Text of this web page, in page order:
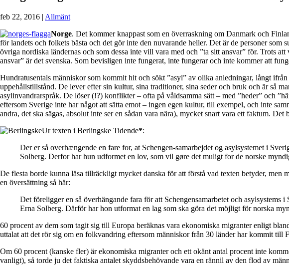
feb 22, 2016 | Allmänt
Norge. Det kommer knappast som en överraskning om Danmark och
för landets och folkets bästa och det gör inte den nuvarande heller. Det är de personer
övriga nordiska ländernas och som dessa inte vill vara med och ”ta sitt ansvar” för. Trots
ansvar” är det svenska. Som bevisligen inte fungerat, inte fungerar och inte kommer att
Hundratusentals människor som kommit hit och sökt ”asyl” av olika anledningar, långt
uppehållstillstånd. De lever efter sin kultur, sina traditioner, sina seder och bruk och är så
asylinvandrarspråk. De löser (!?) konflikter – ofta på våldsamma sätt – med ”heder” och
eftersom Sverige inte har något att sätta emot – ingen egen kultur, till exempel, och inte
andra, det ska sägas, absolut inte ser en sådan vara nära), mycket snart vara ett faktum.
Ur texten i Berlingske Tidende*:
Der er så overhængende en fare for, at Schengen-samarbejdet og asylsystemet i
Solberg. Derfor har hun udformet en lov, som vil gøre det muligt for de norske
De flesta borde kunna läsa tillräckligt mycket danska för att förstå vad texten betyder, men
en översättning så här:
Det föreligger en så överhängande fara för att Schengensamarbetet och
Erna Solberg. Därför har hon utformat en lag som ska göra det möjligt för norska
60 procent av dem som tagit sig till Europa beräknas vara ekonomiska migranter enligt
uttalat att det rör sig om en folkvandring eftersom människor från 30 länder har kommit
Om 60 procent (kanske fler) är ekonomiska migranter och ett okänt antal procent inte
vanligt), så torde ju det faktiska antalet skyddsbehövande vara en rännil av den flod av